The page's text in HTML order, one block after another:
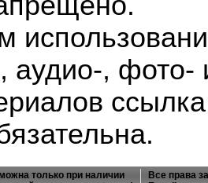
аудио-, фото-
только при наличии
Все права